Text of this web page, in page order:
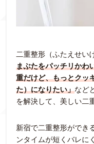
二重整形（ふたえせい
まぶたをパッチリかわ
重だけど、もっとクッ
た）になりたい」など
を解決して、美しい二
新宿で二重整形ができ
ンタイムが短くバレに